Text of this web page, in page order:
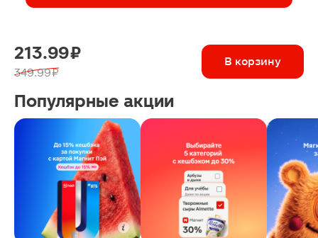
213.99 ₽
349.99 ₽
В корзину
Популярные акции